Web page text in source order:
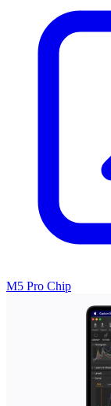
M5 Pro Chip